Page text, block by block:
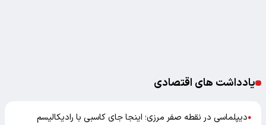
یادداشت های اقتصادی
●دیپلماسی در نقطه صفر مرزی؛ اینجا جای کاسبی با رادیکالیسم